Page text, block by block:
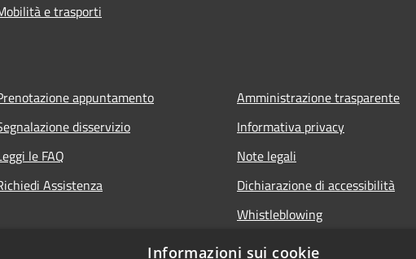
e trasporti
appuntamento
disservizio
le FAQ
Assistenza
Amministrazione trasparente
Informativa privacy
Note legali
Dichiarazione di accessibilità
Whistleblowing
Piano di miglioramento dei servizi
Informazioni sui cookie